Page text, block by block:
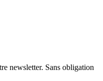
newsletter. Sans obligation